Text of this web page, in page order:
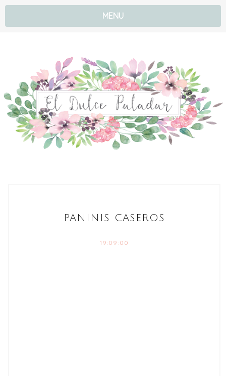
MENU
PANINIS CASEROS
19:09:00